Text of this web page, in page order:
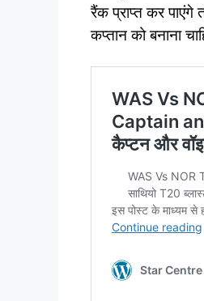
रैंक प्राप्त कर
कप्तान को बनाना